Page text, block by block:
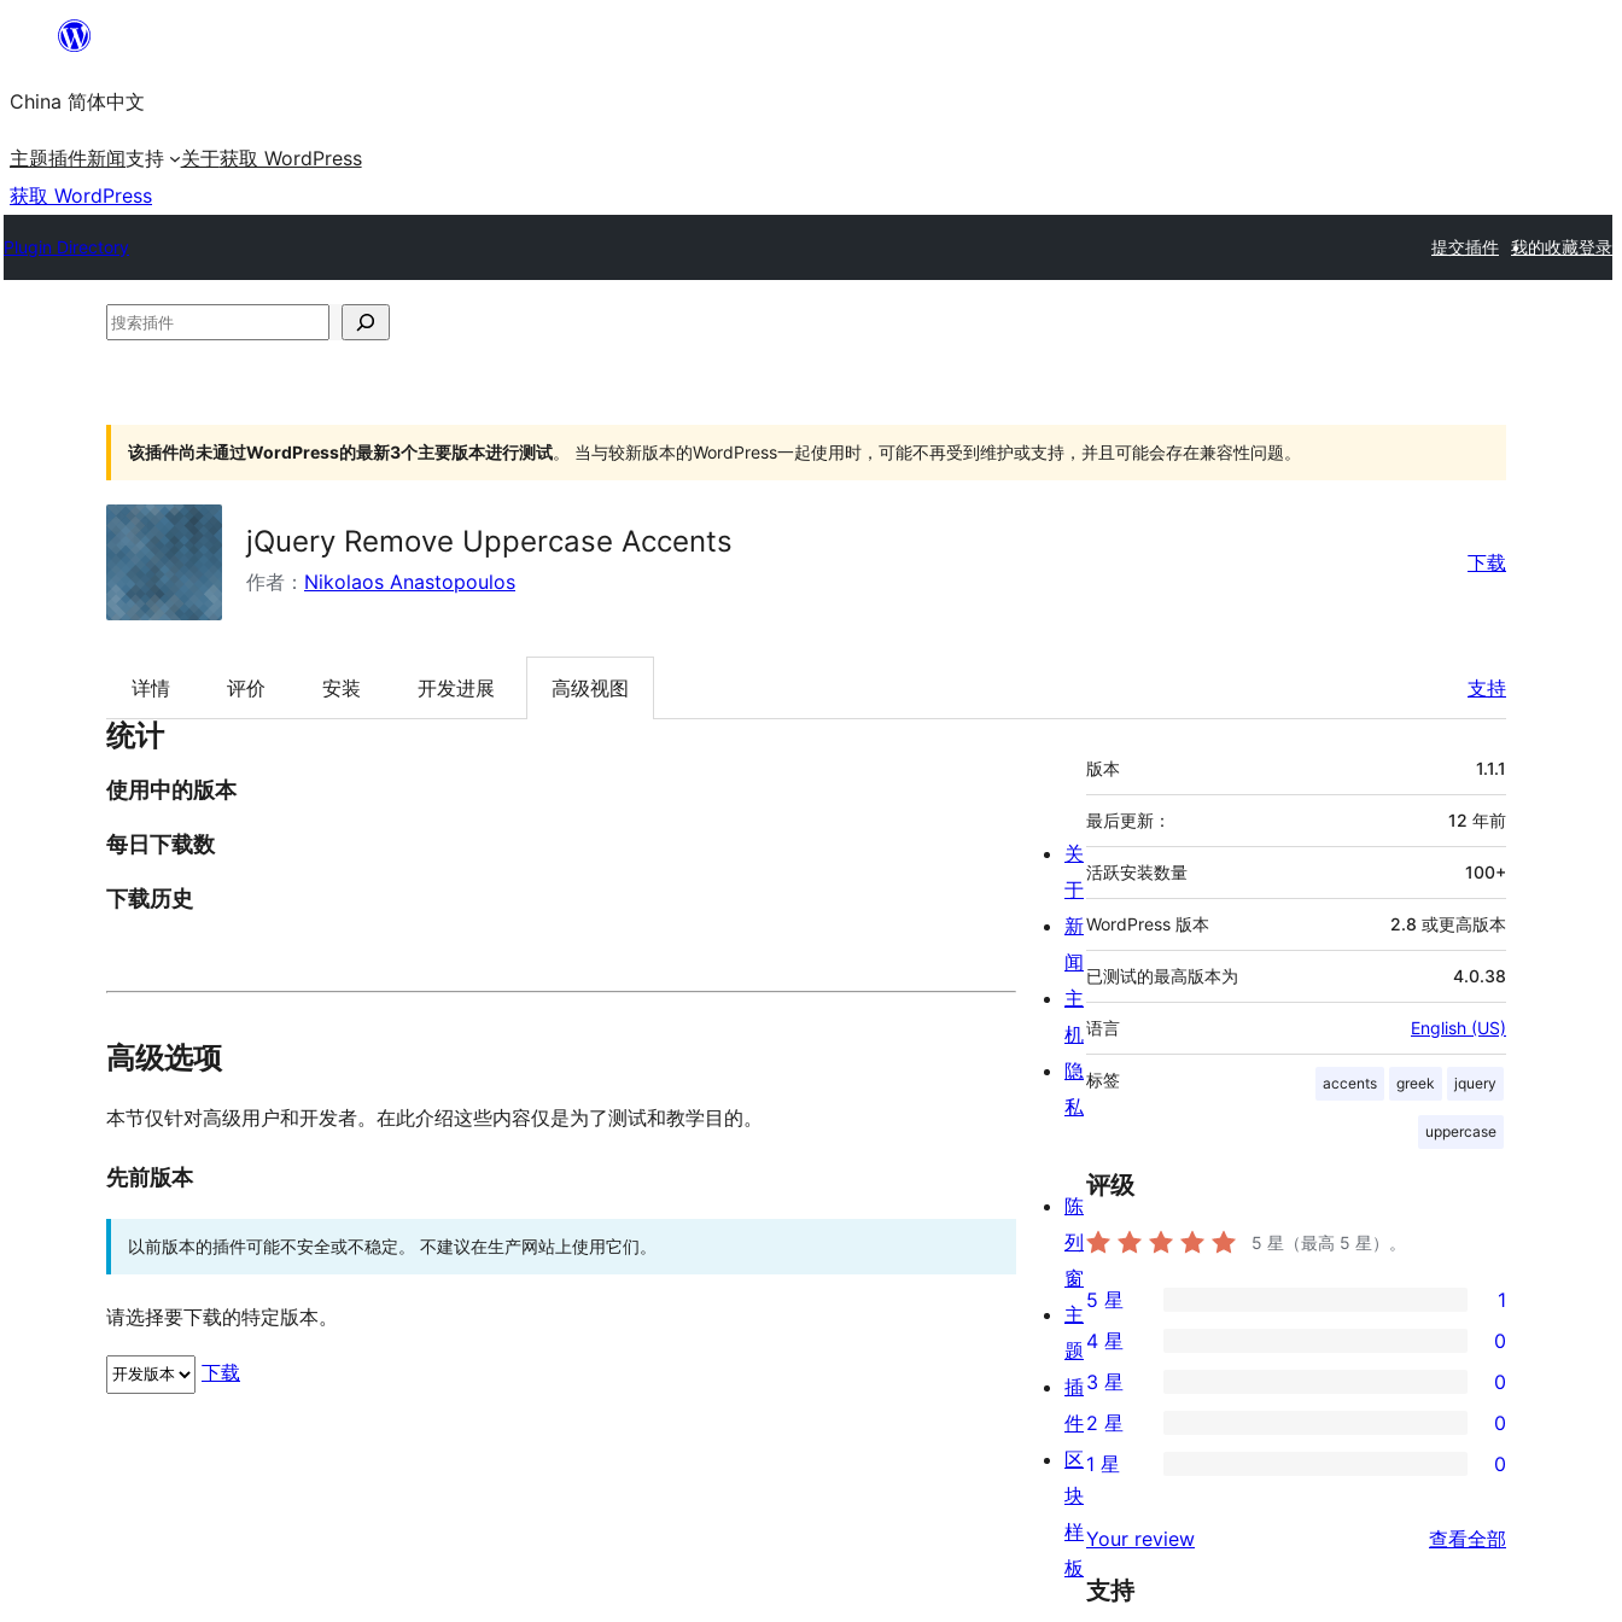
内
容
China 简体中文
主题插件新闻支持 关于获取 WordPress
获取 WordPress
Plugin Directory 提交插件 我的收藏登录
搜
件
该插件尚未通过WordPress的最新3个主要版本进行测试。 当与较新版本的WordPress一起使用时，可能不再受到维护或支持，并且可能会存在兼容性问题。
jQuery Remove Uppercase Accents
作者： Nikolaos Anastopoulos
下载
详情 评价 安装 开发进展 高级视图 支持
统计
使用中的版本
每日下载数
下载历史
高级选项
本节仅针对高级用户和开发者。在此介绍这些内容仅是为了测试和教学目的。
先前版本
以前版本的插件可能不安全或不稳定。 不建议在生产网站上使用它们。
请选择要下载的特定版本。
下载
额
外
信
息
版本 1.1.1
最后更新： 12 年前
活跃安装数量 100+
WordPress 版本 2.8 或更高版本
已测试的最高版本为 4.0.38
语言 English (US)
标签 accents greek jquery
uppercase
评级
5 星（最高 5 星）。
1
条
5
星
评
5 星 1
条
4
星
价
4 星 0
0
条
3
评
价
3 星 0
条
星
评
2 星 0
1
星
1 星 0
Your review 查看全部
支持
关
于
新
闻
主
机
隐
私
陈
列
窗
主
题
插
件
区
块
样
板